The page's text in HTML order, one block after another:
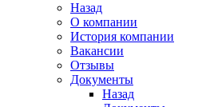
Назад
О компании
История компании
Вакансии
Отзывы
Документы
Назад